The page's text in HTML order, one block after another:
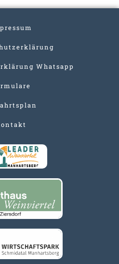
Whatsapp